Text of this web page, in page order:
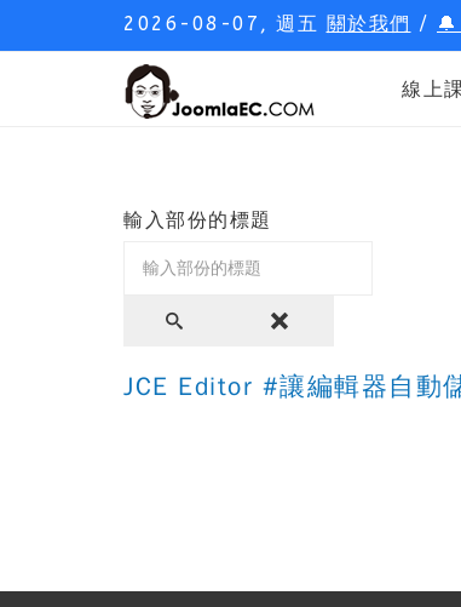
2026-08-07, 週五 關於我們 /
線上
輸入部份的標題
JCE Editor #讓編輯器自動